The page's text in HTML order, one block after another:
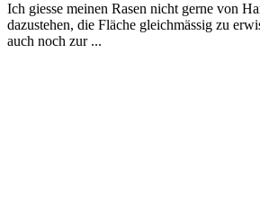
Ich giesse meinen Rasen nicht gerne von
dazustehen, die Fläche gleichmässig zu
auch noch zur ...